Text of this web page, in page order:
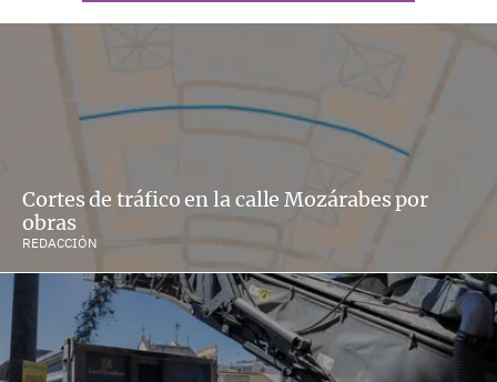
Cortes de tráfico en la calle Mozárabes por
obras
REDACCIÓN